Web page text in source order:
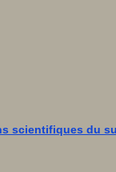
scientifiques du